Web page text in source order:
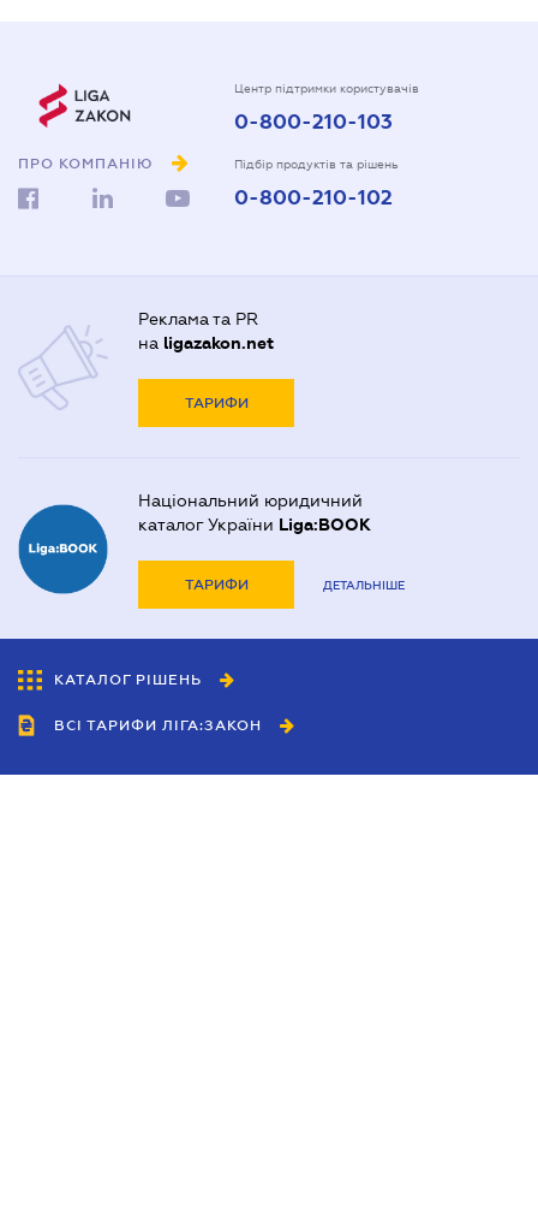
ПРО КОМПАНІЮ
Центр підтримки користувачів
0-800-210-103
Підбір продуктів та рішень
0-800-210-102
Реклама та PR
на ligazakon.net
ТАРИФИ
Національний юридичний
каталог України Liga:BOOK
ТАРИФИ ДЕТАЛЬНІШЕ
КАТАЛОГ РІШЕНЬ
ВСІ ТАРИФИ ЛІГА:ЗАКОН